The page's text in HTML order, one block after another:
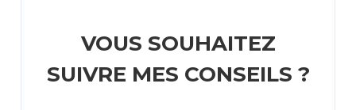
VOUS SOUHAITEZ
SUIVRE MES CONSEILS ?